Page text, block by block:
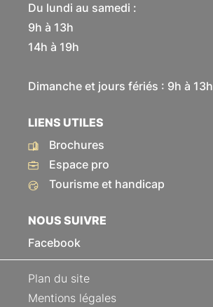
Du lundi au samedi :
9h à 13h
14h à 19h
Dimanche et jours fériés : 9h à 13h
LIENS UTILES
Brochures
Espace pro
Tourisme et handicap
NOUS SUIVRE
Facebook
Plan du site
Mentions légales